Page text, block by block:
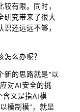
有限。同时，
研究带来了很大
还远远不够，
么办呢？
新的思路就是“以
对AI安全的挑
含义是指AI模
模制模”，就是